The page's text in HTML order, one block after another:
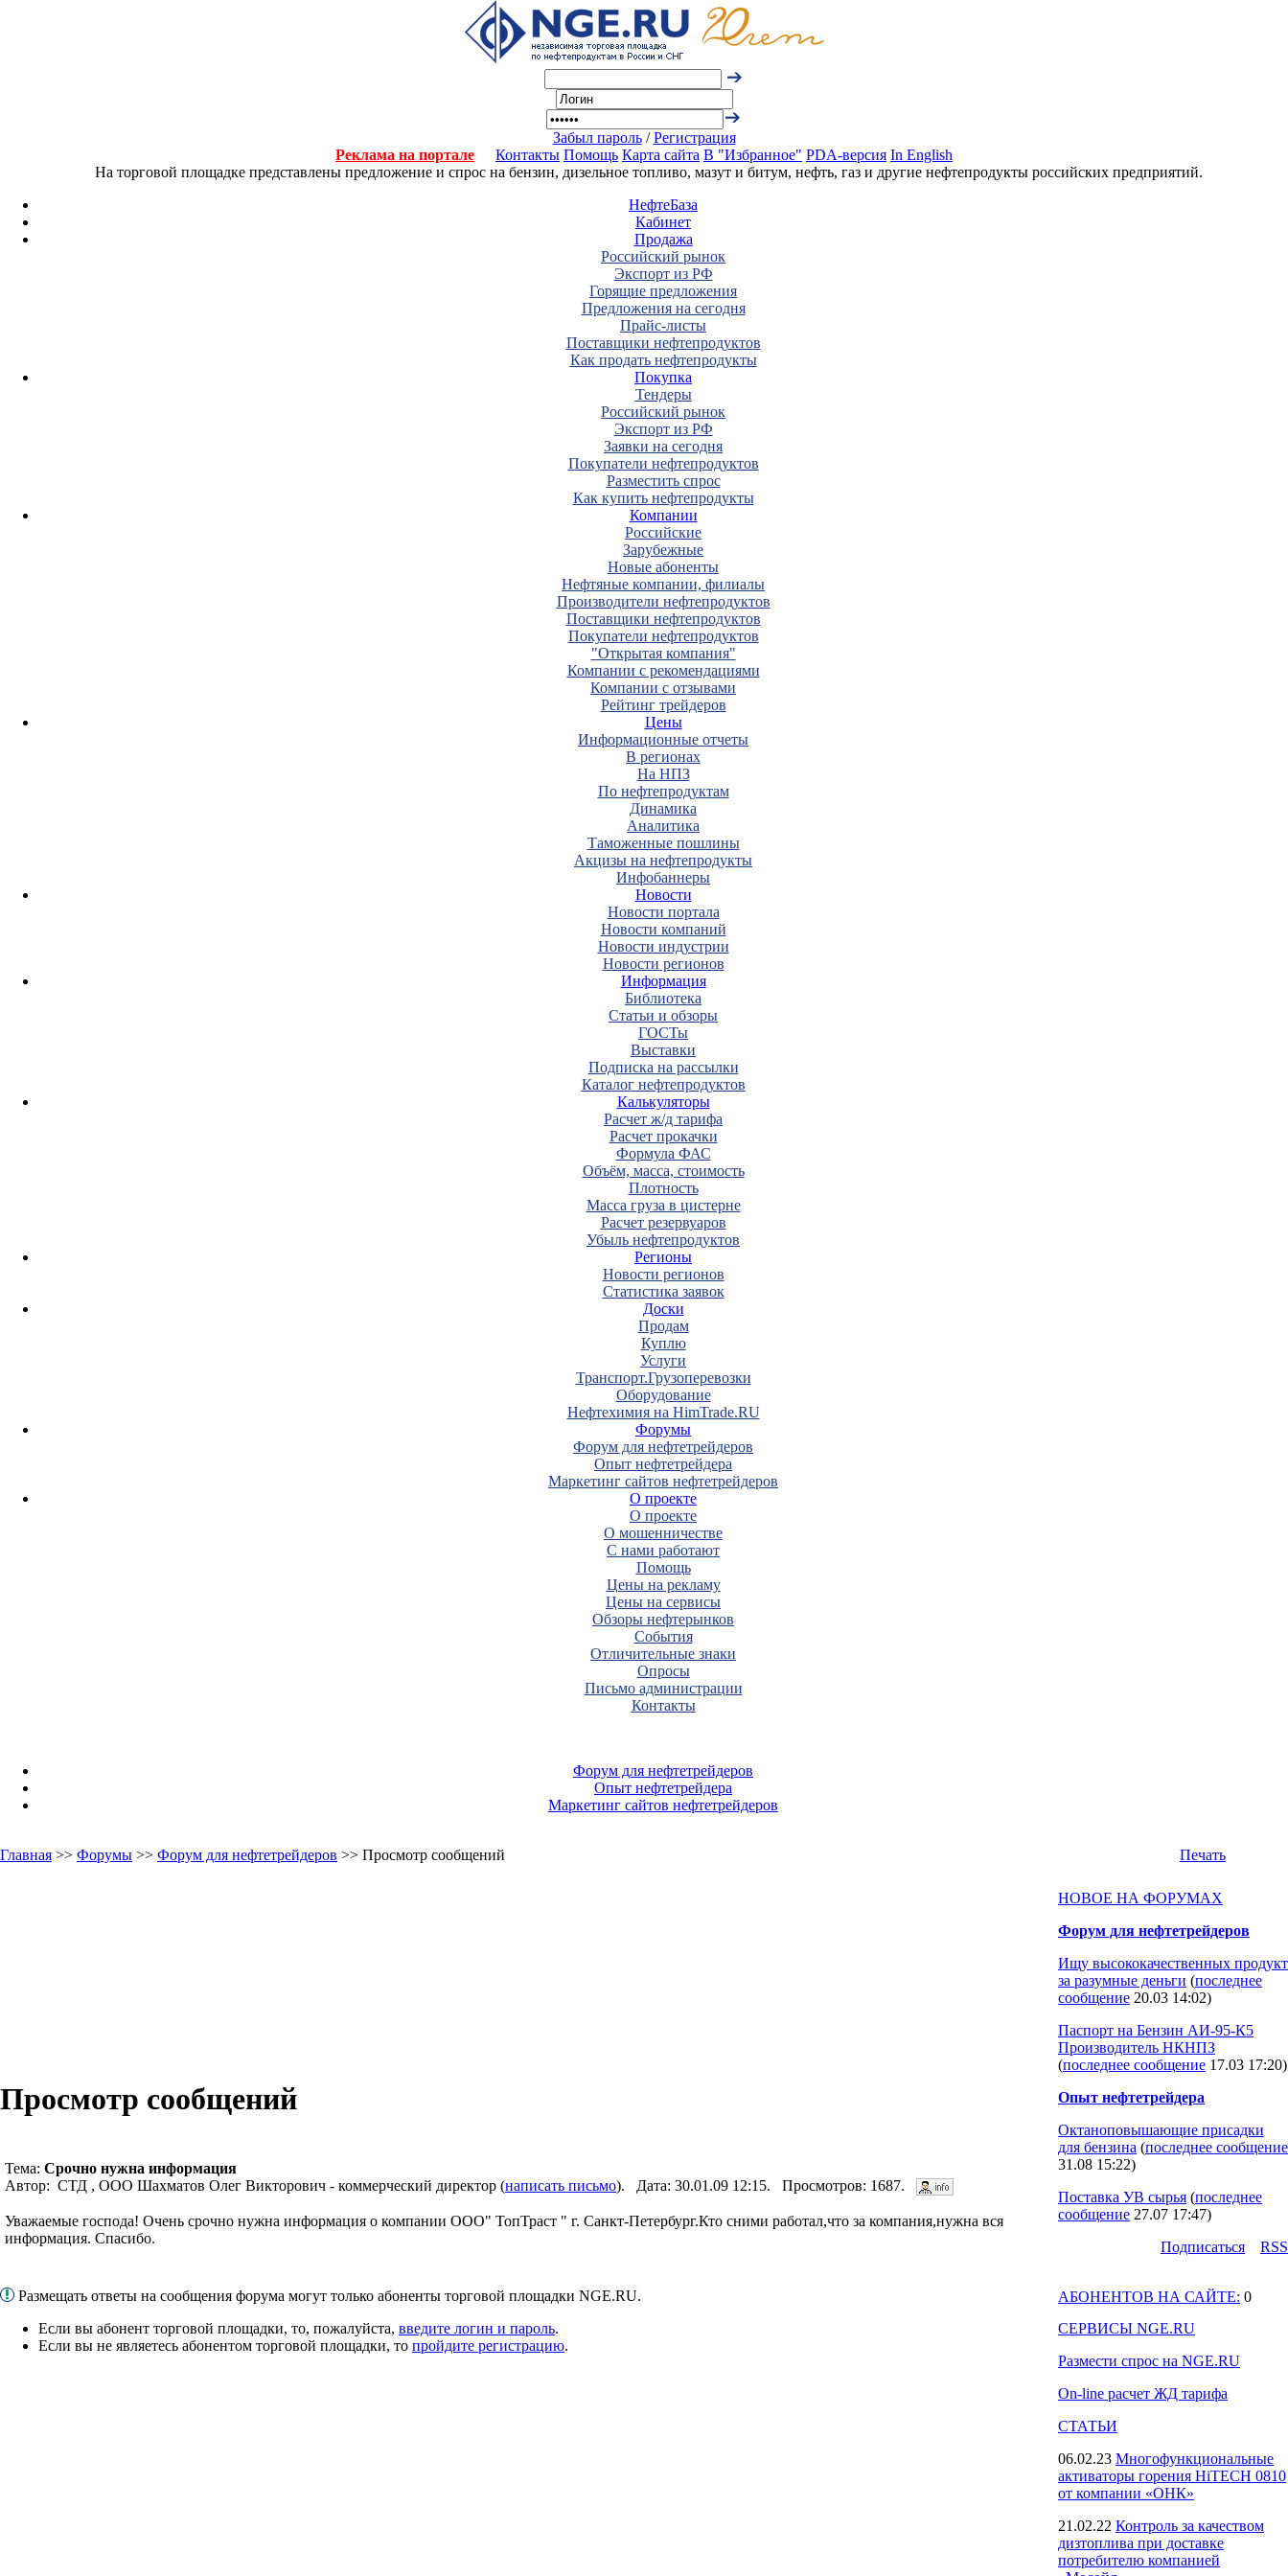
Забыл пароль/Регистрация
Реклама на портале
Контакты Помощь Карта сайта В "Избранное" PDA-версия In English
На торговой площадке представлены предложение и спрос на бензин, дизельное топливо, мазут и битум, нефть, газ и другие нефтепродукты российских предприятий.
НефтеБаза
Кабинет
Продажа
Российский рынок
Экспорт из РФ
Горящие предложения
Предложения на сегодня
Прайс-листы
Поставщики нефтепродуктов
Как продать нефтепродукты
Покупка
Тендеры
Российский рынок
Экспорт из РФ
Заявки на сегодня
Покупатели нефтепродуктов
Разместить спрос
Как купить нефтепродукты
Компании
Российские
Зарубежные
Новые абоненты
Нефтяные компании, филиалы
Производители нефтепродуктов
Поставщики нефтепродуктов
Покупатели нефтепродуктов
"Открытая компания"
Компании с рекомендациями
Компании с отзывами
Рейтинг трейдеров
Цены
Информационные отчеты
В регионах
На НПЗ
По нефтепродуктам
Динамика
Аналитика
Таможенные пошлины
Акцизы на нефтепродукты
Инфобаннеры
Новости
Новости портала
Новости компаний
Новости индустрии
Новости регионов
Информация
Библиотека
Статьи и обзоры
ГОСТы
Выставки
Подписка на рассылки
Каталог нефтепродуктов
Калькуляторы
Расчет ж/д тарифа
Расчет прокачки
Формула ФАС
Объём, масса, стоимость
Плотность
Масса груза в цистерне
Расчет резервуаров
Убыль нефтепродуктов
Регионы
Новости регионов
Статистика заявок
Доски
Продам
Куплю
Услуги
Транспорт.Грузоперевозки
Оборудование
Нефтехимия на HimTrade.RU
Форумы
Форум для нефтетрейдеров
Опыт нефтетрейдера
Маркетинг сайтов нефтетрейдеров
О проекте
О проекте
О мошенничестве
С нами работают
Помощь
Цены на рекламу
Цены на сервисы
Обзоры нефтерынков
События
Отличительные знаки
Опросы
Письмо администрации
Контакты
Форум для нефтетрейдеров
Опыт нефтетрейдера
Маркетинг сайтов нефтетрейдеров
Главная >> Форумы >> Форум для нефтетрейдеров >> Просмотр сообщений Печать
Просмотр сообщений
Тема: Срочно нужна информация
Автор: СТД , ООО Шахматов Олег Викторович - коммерческий директор (написать письмо). Дата: 30.01.09 12:15. Просмотров: 1687.
Уважаемые господа! Очень срочно нужна информация о компании ООО" ТопТраст " г. Санкт-Петербург.Кто сними работал,что за компания,нужна вся
информация. Спасибо.
Размещать ответы на сообщения форума могут только абоненты торговой площадки NGE.RU.
Если вы абонент торговой площадки, то, пожалуйста, введите логин и пароль.
Если вы не являетесь абонентом торговой площадки, то пройдите регистрацию.
НОВОЕ НА ФОРУМАХ
Форум для нефтетрейдеров
Ищу высококачественных продукт
за разумные деньги (последнее
сообщение 20.03 14:02)
Паспорт на Бензин АИ-95-К5
Производитель НКНПЗ
(последнее сообщение 17.03 17:20)
Опыт нефтетрейдера
Октаноповышающие присадки
для бензина (последнее сообщение
31.08 15:22)
Поставка УВ сырья (последнее
сообщение 27.07 17:47)
Подпиcаться
RSS
АБОНЕНТОВ НА САЙТЕ: 0
СЕРВИСЫ NGE.RU
Размести спрос на NGE.RU
On-line расчет ЖД тарифа
СТАТЬИ
06.02.23 Многофункциональные
активаторы горения HiTECH 0810
от компании «ОНК»
21.02.22 Контроль за качеством
дизтоплива при доставке
потребителю компанией